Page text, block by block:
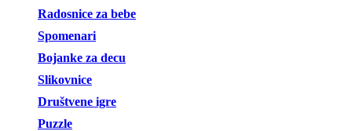
Radosnice za bebe
Spomenari
Bojanke za decu
Slikovnice
Društvene igre
Puzzle